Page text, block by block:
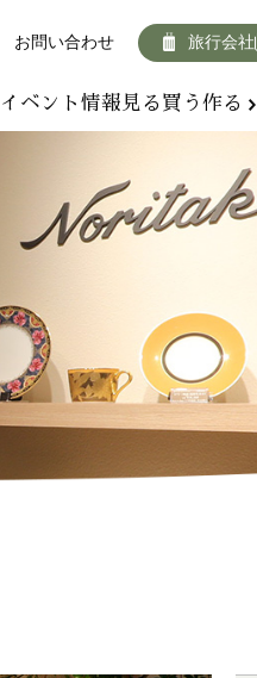
お問い合わせ 旅行会社
イベント情報 見る 買う作る